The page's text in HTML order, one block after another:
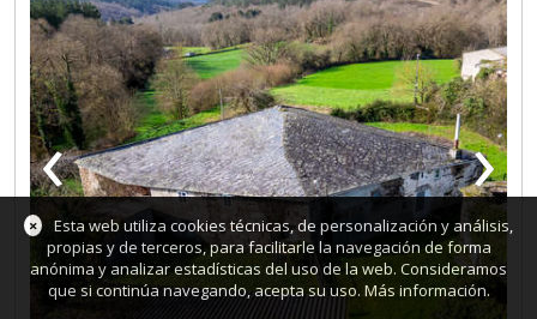
‹ ›
×
Esta web utiliza cookies técnicas, de personalización y análisis,
propias y de terceros, para facilitarle la navegación de forma
anónima y analizar estadísticas del uso de la web. Consideramos
que si continúa navegando, acepta su uso. Más información.